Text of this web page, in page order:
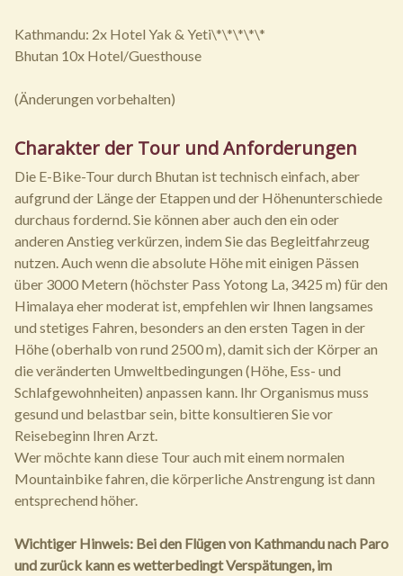
Kathmandu: 2x Hotel Yak & Yeti\*\*\*\*\*
Bhutan 10x Hotel/Guesthouse
(Änderungen vorbehalten)
Charakter der Tour und Anforderungen
Die E-Bike-Tour durch Bhutan ist technisch einfach, aber
aufgrund der Länge der Etappen und der Höhenunterschiede
durchaus fordernd. Sie können aber auch den ein oder
anderen Anstieg verkürzen, indem Sie das Begleitfahrzeug
nutzen. Auch wenn die absolute Höhe mit einigen Pässen
über 3000 Metern (höchster Pass Yotong La, 3425 m) für den
Himalaya eher moderat ist, empfehlen wir Ihnen langsames
und stetiges Fahren, besonders an den ersten Tagen in der
Höhe (oberhalb von rund 2500 m), damit sich der Körper an
die veränderten Umweltbedingungen (Höhe, Ess- und
Schlafgewohnheiten) anpassen kann. Ihr Organismus muss
gesund und belastbar sein, bitte konsultieren Sie vor
Reisebeginn Ihren Arzt.
Wer möchte kann diese Tour auch mit einem normalen
Mountainbike fahren, die körperliche Anstrengung ist dann
entsprechend höher.
Wichtiger Hinweis: Bei den Flügen von Kathmandu nach Paro
und zurück kann es wetterbedingt Verspätungen, im